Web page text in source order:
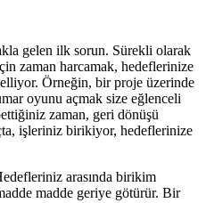
gelen ilk sorun. Sürekli olarak
zaman harcamak, hedeflerinize
Örneğin, bir proje üzerinde
oyunu açmak size eğlenceli
zaman, geri dönüşü
işleriniz birikiyor, hedeflerinize
arasında birikim
madde geriye götürür. Bir